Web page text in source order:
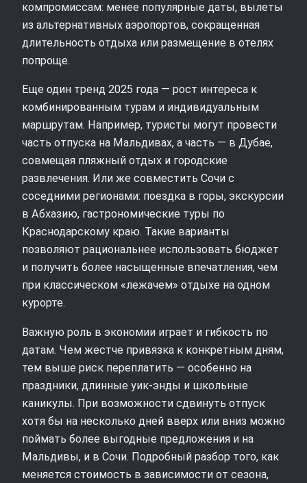
компромиссам: менее популярные даты, вылеты
из альтернативных аэропортов, сокращенная
длительность отдыха или размещение в отелях
попроще.
Еще один тренд 2025 года — рост интереса к
комбинированным турам и индивидуальным
маршрутам. Например, туристы могут провести
часть отпуска на Мальдивах, а часть — в Дубае,
совмещая пляжный отдых и городские
развлечения. Или же совместить Сочи с
соседними регионами: поездка в горы, экскурсии
в Абхазию, гастрономические туры по
Краснодарскому краю. Такие варианты
позволяют рациональнее использовать бюджет
и получить более насыщенные впечатления, чем
при классическом «лежачем» отдыхе на одном
курорте.
Важную роль в экономии играет и гибкость по
датам. Чем жестче привязка к конкретным дням,
тем выше риск переплатить — особенно на
праздники, длинные уик-энды и школьные
каникулы. При возможности сдвинуть отпуск
хотя бы на несколько дней вверх или вниз можно
поймать более выгодные предложения и на
Мальдивы, и в Сочи. Подробный разбор того, как
меняется стоимость в зависимости от сезона,